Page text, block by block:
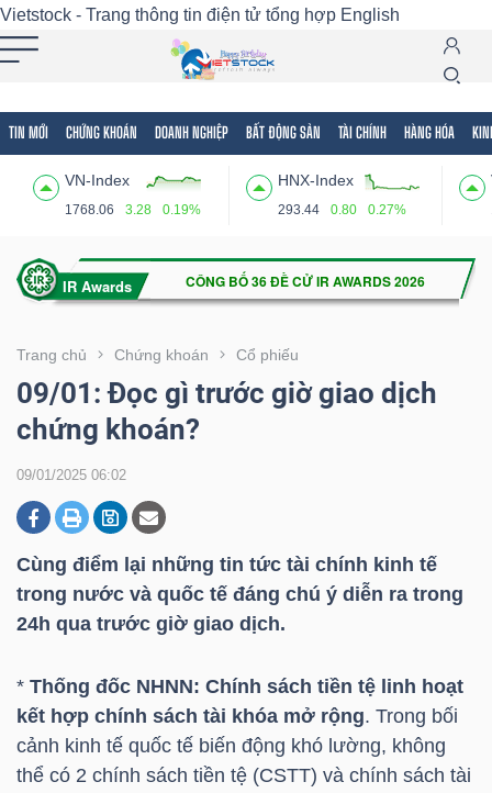
Vietstock - Trang thông tin điện tử tổng hợp English
TIN MỚI CHỨNG KHOÁN DOANH NGHIỆP BẤT ĐỘNG SẢN TÀI CHÍNH HÀNG HÓA
VN-Index
1768.06 3.28 0.19%
HNX-Index
293.44 0.80 0.27%
Trang chủ Chứng khoán Cổ phiếu
09/01: Đọc gì trước giờ giao dịch
chứng khoán?
09/01/2025 06:02
Cùng điểm lại những tin tức tài chính kinh tế
trong nước và quốc tế đáng chú ý diễn ra trong
24h qua trước giờ giao dịch.
* Thống đốc NHNN: Chính sách tiền tệ linh hoạt
kết hợp chính sách tài khóa mở rộng. Trong bối
cảnh kinh tế quốc tế biến động khó lường, không
thể có 2 chính sách tiền tệ (CSTT) và chính sách tài
Tất cả Tính năng Ngành Mã chứng khoán
Tính
(-)
VIETSTOCK
CHỨNG
DOANH
NGHIỆP
ĐỘNG